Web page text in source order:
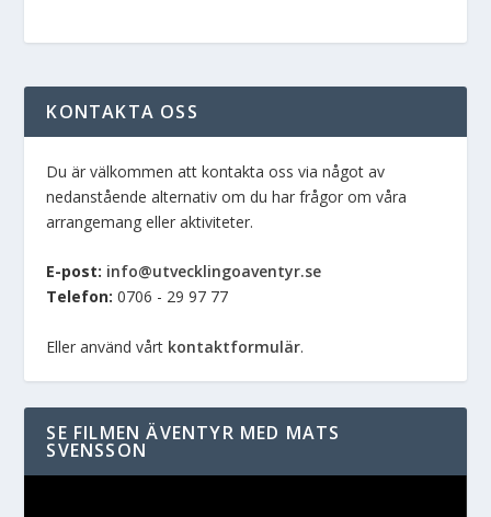
KONTAKTA OSS
Du är välkommen att kontakta oss via något av
nedanstående alternativ om du har frågor om våra
arrangemang eller aktiviteter.
E-post: info@utvecklingoaventyr.se
Telefon: 0706 - 29 97 77
Eller använd vårt kontaktformulär.
SE FILMEN ÄVENTYR MED MATS
SVENSSON